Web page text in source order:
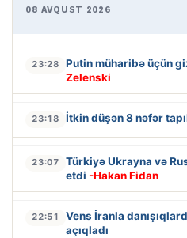
08 AVQUST 2026
23:28 Putin müharibə üçün
Zelenski
23:18 İtkin düşən 8 nəfər
23:07
Türkiyə Ukrayna və
etdi -Hakan Fidan
22:51
Vens İranla
açıqladı